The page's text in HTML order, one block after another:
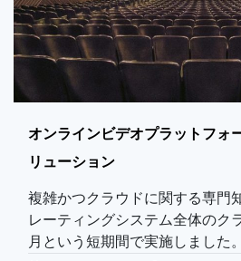
オンラインビデオプラットフォ
リューション
複雑かつクラウドに関する専門
レーティングシステム全体のク
月という短期間で実施しました。